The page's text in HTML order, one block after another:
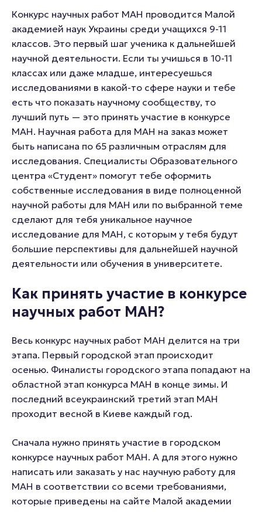
Конкурс научных работ МАН проводится Малой
академией наук Украины среди учащихся 9-11
классов. Это первый шаг ученика к дальнейшей
научной деятельности. Если ты учишься в 10-11
классах или даже младше, интересуешься
исследованиями в какой-то сфере науки и тебе
есть что показать научному сообществу, то
лучший путь — это принять участие в конкурсе
МАН. Научная работа для МАН на заказ может
быть написана по 65 различным отраслям для
исследования. Специалисты Образовательного
центра «Студент» помогут тебе оформить
собственные исследования в виде полноценной
научной работы для МАН или по выбранной теме
сделают для тебя уникальное научное
исследование для МАН, с которым у тебя будут
большие перспективы для дальнейшей научной
деятельности или обучения в университете.
Как принять участие в конкурсе
научных работ МАН?
Весь конкурс научных работ МАН делится на три
этапа. Первый городской этап происходит
осенью. Финалисты городского этапа попадают на
областной этап конкурса МАН в конце зимы. И
последний всеукраинский третий этап МАН
проходит весной в Киеве каждый год.
Сначала нужно принять участие в городском
конкурсе научных работ МАН. А для этого нужно
написать или заказать у нас научную работу для
МАН в соответствии со всеми требованиями,
которые приведены на сайте Малой академии